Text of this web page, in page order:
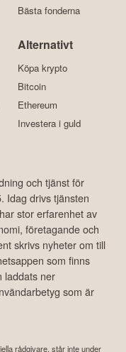
Bästa fonderna
Alternativt
Köpa krypto
Bitcoin
Ethereum
Investera i guld
och tjänst för
Idag drivs tjänsten
stor erfarenhet av
företagande och
skrivs nyheter om till
som finns
laddats ner
som är
rådgivare, står inte under